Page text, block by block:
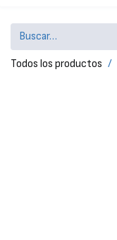
Todos los productos